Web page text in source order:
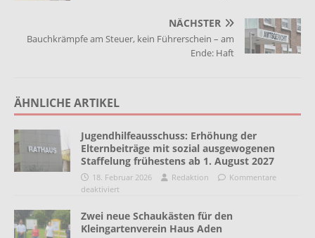
NÄCHSTER
Bauchkrämpfe am Steuer, kein Führerschein – am
Ende: Haft
ÄHNLICHE ARTIKEL
Jugendhilfeausschuss: Erhöhung der
Elternbeiträge mit sozial ausgewogenen
Staffelung frühestens ab 1. August 2027
18. Februar 2026 Redaktion
Kommentare
deaktiviert
Zwei neue Schaukästen für den
Kleingartenverein Haus Aden